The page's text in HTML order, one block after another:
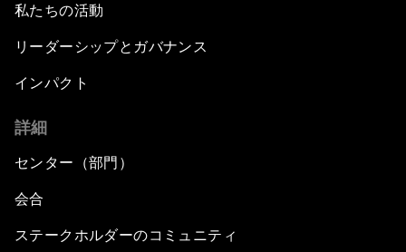
私たちの活動
リーダーシップとガバナンス
インパクト
詳細
センター（部門）
会合
ステークホルダーのコミュニティ